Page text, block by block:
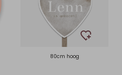
80cm hoog